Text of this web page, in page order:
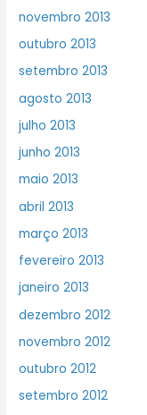
novembro 2013
outubro 2013
setembro 2013
agosto 2013
julho 2013
junho 2013
maio 2013
abril 2013
março 2013
fevereiro 2013
janeiro 2013
dezembro 2012
novembro 2012
outubro 2012
setembro 2012